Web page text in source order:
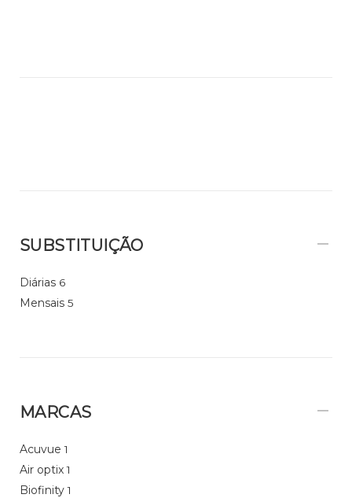
SUBSTITUIÇÃO
Diárias 6
Mensais 5
MARCAS
Acuvue 1
Air optix 1
Biofinity 1